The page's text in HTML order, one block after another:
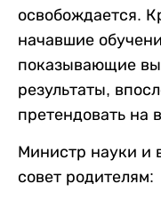
освобождается.
начавшие
показывающие
результаты,
претендовать на
Министр науки и
совет родителям: